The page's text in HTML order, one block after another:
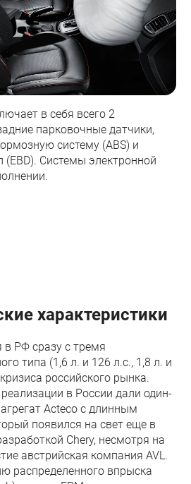
в себя всего 2
парковочные датчики,
систему (ABS) и
Системы электронной
характеристики
РФ сразу с тремя
типа (1,6 л. и 126 л.с., 1,8 л. и
российского рынка.
в России дали один-
Acteco с длинным
появился на свет еще в
Chery, несмотря на
австрийская компания AVL.
распределенного впрыска